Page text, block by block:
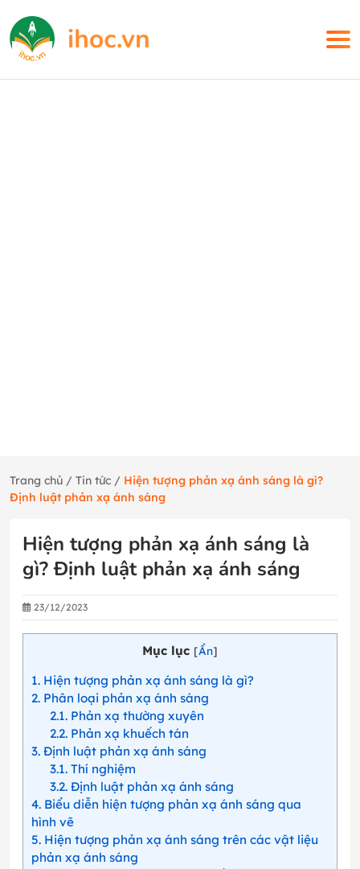
Trang chủ / Tin tức / Hiện tượng phản xạ ánh sáng là gì?
Định luật phản xạ ánh sáng
Hiện tượng phản xạ ánh sáng là
gì? Định luật phản xạ ánh sáng
23/12/2023
Mục lục [Ẩn]
1 Hiện tượng phản xạ ánh sáng là gì?
2 Phân loại phản xạ ánh sáng
2.1Phản xạ thường xuyên
2.2Phản xạ khuếch tán
3 Định luật phản xạ ánh sáng
3.1Thí nghiệm
3.2Định luật phản xạ ánh sáng
4 Biểu diễn hiện tượng phản xạ ánh sáng qua
hình vẽ
5 Hiện tượng phản xạ ánh sáng trên các vật liệu
phản xạ ánh sáng